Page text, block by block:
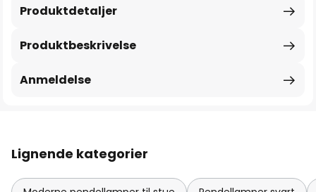
Produktbeskrivelse
Produktdetaljer
Anmeldelse
Lignende kategorier